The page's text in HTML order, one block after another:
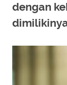
dengan